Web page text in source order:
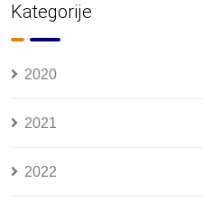
Kategorije
2020
2021
2022